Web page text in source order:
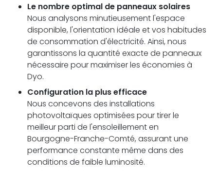
Le nombre optimal de panneaux solaires
Nous analysons minutieusement l'espace
disponible, l'orientation idéale et vos habitudes
de consommation d'électricité. Ainsi, nous
garantissons la quantité exacte de panneaux
nécessaire pour maximiser les économies à
Dyo.
Configuration la plus efficace
Nous concevons des installations
photovoltaïques optimisées pour tirer le
meilleur parti de l'ensoleillement en
Bourgogne-Franche-Comté, assurant une
performance constante même dans des
conditions de faible luminosité.